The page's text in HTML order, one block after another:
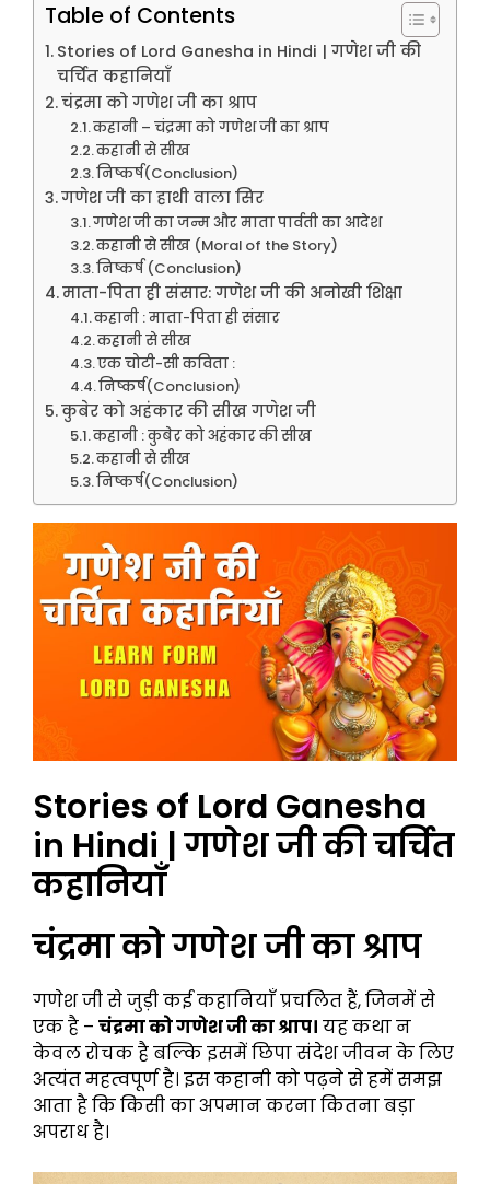
Table of Contents
Stories of Lord Ganesha in Hindi | गणेश जी की
चर्चित कहानियाँ
चंद्रमा को गणेश जी का श्राप
कहानी – चंद्रमा को गणेश जी का श्राप
कहानी से सीख
निष्कर्ष(Conclusion)
गणेश जी का हाथी वाला सिर
गणेश जी का जन्म और माता पार्वती का आदेश
कहानी से सीख (Moral of the Story)
निष्कर्ष (Conclusion)
माता-पिता ही संसार: गणेश जी की अनोखी शिक्षा
कहानी : माता-पिता ही संसार
कहानी से सीख
एक चोटी-सी कविता :
निष्कर्ष(Conclusion)
कुबेर को अहंकार की सीख गणेश जी
कहानी : कुबेर को अहंकार की सीख
कहानी से सीख
निष्कर्ष(Conclusion)
Stories of Lord Ganesha
in Hindi | गणेश जी की चर्चित
कहानियाँ
चंद्रमा को गणेश जी का श्राप
गणेश जी से जुड़ी कई कहानियाँ प्रचलित हैं, जिनमें से
एक है – चंद्रमा को गणेश जी का श्राप। यह कथा न
केवल रोचक है बल्कि इसमें छिपा संदेश जीवन के लिए
अत्यंत महत्वपूर्ण है। इस कहानी को पढ़ने से हमें समझ
आता है कि किसी का अपमान करना कितना बड़ा
अपराध है।